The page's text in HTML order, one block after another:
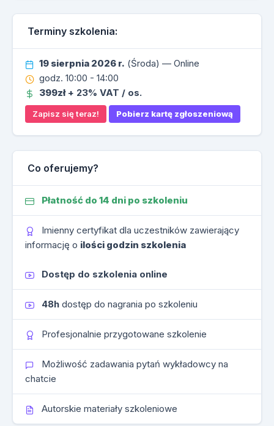
Terminy szkolenia:
19 sierpnia 2026 r. (Środa) — Online
godz. 10:00 - 14:00
399zł+ 23% VAT / os.
Zapisz się teraz! Pobierz kartę zgłoszeniową
Co oferujemy?
Płatność do 14 dni po szkoleniu
Imienny certyfikat dla uczestników zawierający
informację o ilości godzin szkolenia
Dostęp do szkolenia online
48h dostęp do nagrania po szkoleniu
Profesjonalnie przygotowane szkolenie
Możliwość zadawania pytań wykładowcy na
chatcie
Autorskie materiały szkoleniowe